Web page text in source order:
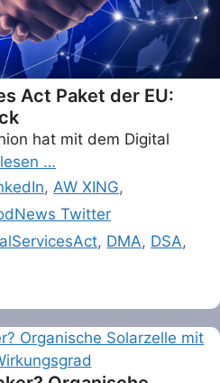
Act Paket der EU:
hat mit dem Digital
…
,AW XING,
Twitter
, DMA, DSA,